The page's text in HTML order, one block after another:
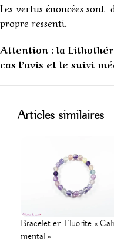
Les vertus énoncées sont
propre ressenti.
Attention : la
cas l’avis et le suivi
Articles similaires
Bracelet en Fluorite «
mental »